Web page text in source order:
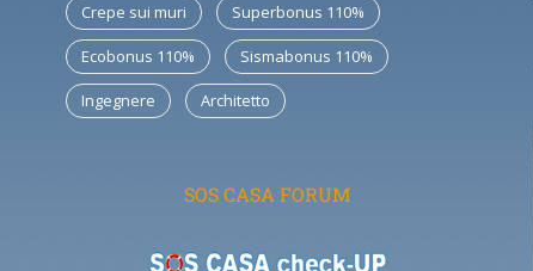
Crepe sui muri Superbonus 110%
Ecobonus 110% Sismabonus 110%
Ingegnere Architetto
SOS CASA FORUM